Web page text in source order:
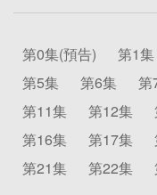
第0集(預告) 第1集
第5集
第6集 第
第11集
第12集
第16集
第17集
第21集
第22集